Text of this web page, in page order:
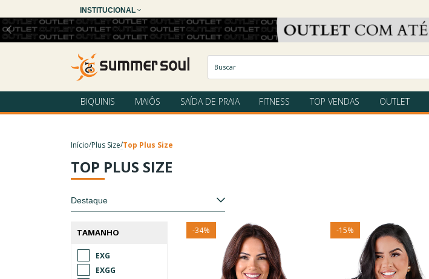
INSTITUCIONAL
BIQUINIS MAIÔS SAÍDA DE PRAIA FITNESS TOP VENDAS OUTLET
Início/Plus Size/Top Plus Size
TOP PLUS SIZE
TAMANHO
EXG
EXGG
-34% -15%